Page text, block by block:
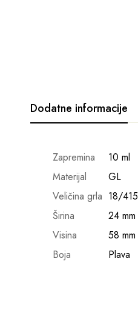
Dodatne informacije
Zapremina
10 ml
Materijal
GL
Veličina grla 18/415
Širina
24 mm
Visina
58 mm
Boja
Plava